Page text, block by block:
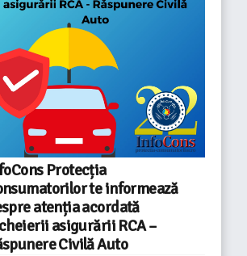
Protecția
te informează
atenția acordată
asigurării RCA –
Civilă Auto